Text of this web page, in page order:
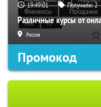
19:49:00 Получили:2
Различные курсы от
Россия
Промокод